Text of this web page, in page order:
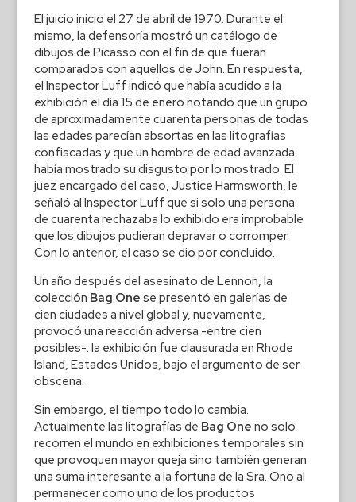
El juicio inicio el 27 de abril de 1970. Durante el
mismo, la defensoría mostró un catálogo de
dibujos de Picasso con el fin de que fueran
comparados con aquellos de John. En respuesta,
el Inspector Luff indicó que había acudido a la
exhibición el día 15 de enero notando que un grupo
de aproximadamente cuarenta personas de todas
las edades parecían absortas en las litografías
confiscadas y que un hombre de edad avanzada
había mostrado su disgusto por lo mostrado. El
juez encargado del caso, Justice Harmsworth, le
señaló al Inspector Luff que si solo una persona
de cuarenta rechazaba lo exhibido era improbable
que los dibujos pudieran depravar o corromper.
Con lo anterior, el caso se dio por concluido.
Un año después del asesinato de Lennon, la
colección Bag One se presentó en galerías de
cien ciudades a nivel global y, nuevamente,
provocó una reacción adversa -entre cien
posibles-: la exhibición fue clausurada en Rhode
Island, Estados Unidos, bajo el argumento de ser
obscena.
Sin embargo, el tiempo todo lo cambia.
Actualmente las litografías de Bag One no solo
recorren el mundo en exhibiciones temporales sin
que provoquen mayor queja sino también generan
una suma interesante a la fortuna de la Sra. Ono al
permanecer como uno de los productos